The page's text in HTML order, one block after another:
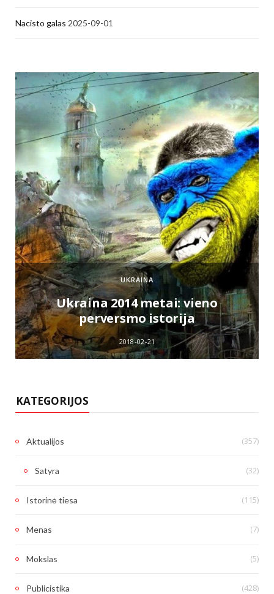
Nacisto galas 2025-09-01
UKRAINA
Ukraina 2014 metai: vieno
perversmo istorija
2018-02-21
KATEGORIJOS
Aktualijos (357)
Satyra (32)
Istorinė tiesa (115)
Menas (7)
Mokslas (5)
Publicistika (428)